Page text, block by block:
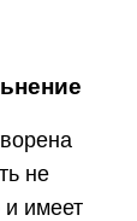
не
и имеет